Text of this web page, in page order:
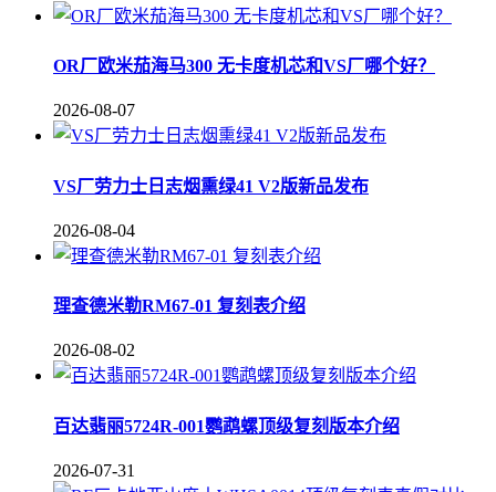
OR厂欧米茄海马300 无卡度机芯和VS厂哪个好？
2026-08-07
VS厂劳力士日志烟熏绿41 V2版新品发布
2026-08-04
理查德米勒RM67-01 复刻表介绍
2026-08-02
百达翡丽5724R-001鹦鹉螺顶级复刻版本介绍
2026-07-31